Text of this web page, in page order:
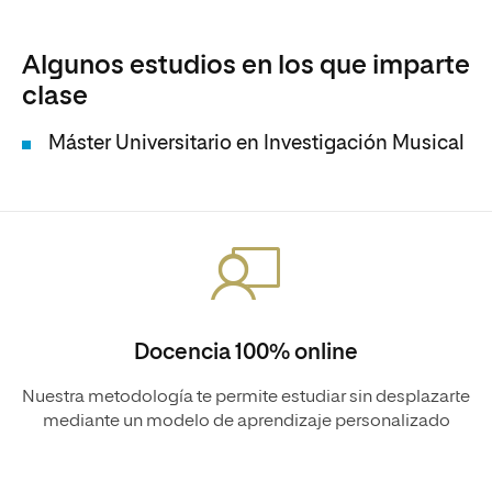
Algunos estudios en los que imparte
clase
Máster Universitario en Investigación Musical
Docencia 100% online
Nuestra metodología te permite estudiar sin desplazarte
mediante un modelo de aprendizaje personalizado